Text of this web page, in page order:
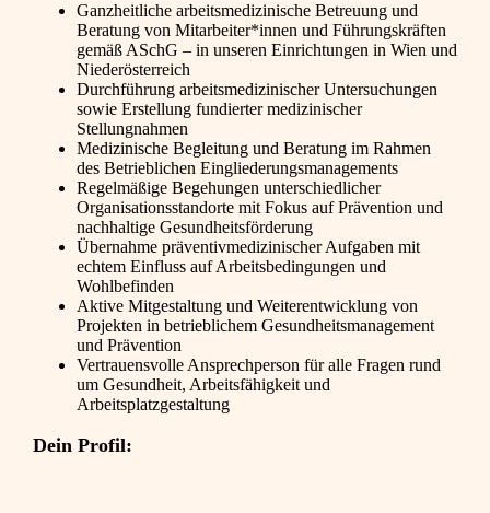
Ganzheitliche arbeitsmedizinische Betreuung und
Beratung von Mitarbeiter*innen und Führungskräften
gemäß ASchG – in unseren Einrichtungen in Wien und
Niederösterreich
Durchführung arbeitsmedizinischer Untersuchungen
sowie Erstellung fundierter medizinischer
Stellungnahmen
Medizinische Begleitung und Beratung im Rahmen
des Betrieblichen Eingliederungsmanagements
Regelmäßige Begehungen unterschiedlicher
Organisationsstandorte mit Fokus auf Prävention und
nachhaltige Gesundheitsförderung
Übernahme präventivmedizinischer Aufgaben mit
echtem Einfluss auf Arbeitsbedingungen und
Wohlbefinden
Aktive Mitgestaltung und Weiterentwicklung von
Projekten in betrieblichem Gesundheitsmanagement
und Prävention
Vertrauensvolle Ansprechperson für alle Fragen rund
um Gesundheit, Arbeitsfähigkeit und
Arbeitsplatzgestaltung
Dein Profil: